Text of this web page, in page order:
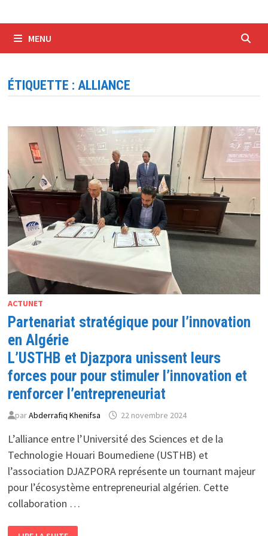
MENU
ÉTIQUETTE : ALLIANCE
ACTUNET
Partenariat stratégique pour l’innovation
en Algérie
L’USTHB et Djazpora unissent leurs
forces pour pour stimuler l’innovation et
renforcer l’entrepreneuriat
parAbderrafiq Khenifsa 22 novembre 2024
L’alliance entre l’Université des Sciences et de la
Technologie Houari Boumediene (USTHB) et
l’association DJAZPORA représente un tournant majeur
pour l’écosystème entrepreneurial algérien. Cette
collaboration …